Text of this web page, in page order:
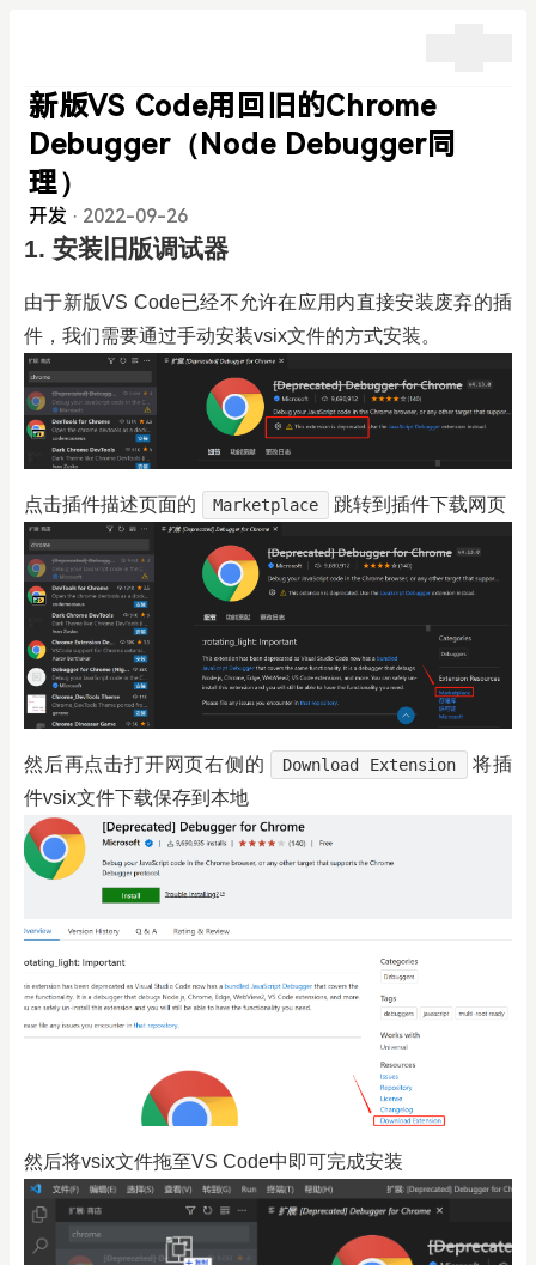
新版VS Code用回旧的Chrome
Debugger（Node Debugger同
理）
开发 · 2022-09-26
1. 安装旧版调试器
由于新版VS Code已经不允许在应用内直接安装废弃的插
件，我们需要通过手动安装vsix文件的方式安装。
点击插件描述页面的 Marketplace 跳转到插件下载网页
然后再点击打开网页右侧的 Download Extension
将插
件vsix文件下载保存到本地
然后将vsix文件拖至VS Code中即可完成安装